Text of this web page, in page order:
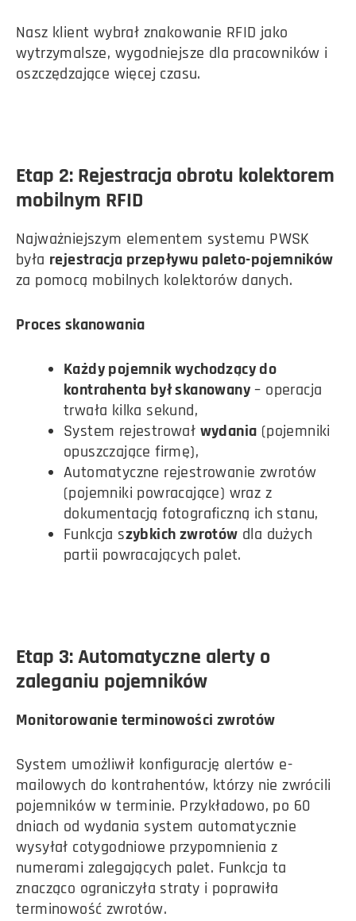
Nasz klient wybrał znakowanie RFID jako
wytrzymalsze, wygodniejsze dla pracowników i
oszczędzające więcej czasu.
Etap 2: Rejestracja obrotu kolektorem
mobilnym RFID
Najważniejszym elementem systemu PWSK
była rejestracja przepływu paleto-pojemników
za pomocą mobilnych kolektorów danych.
Proces skanowania
Każdy pojemnik wychodzący do
kontrahenta był skanowany– operacja
trwała kilka sekund,
System rejestrował wydania (pojemniki
opuszczające firmę),
Automatyczne rejestrowanie zwrotów
(pojemniki powracające) wraz z
dokumentacją fotograficzną ich stanu,
Funkcja szybkich zwrotów dla dużych
partii powracających palet.
Etap 3: Automatyczne alerty o
zaleganiu pojemników
Monitorowanie terminowości zwrotów
System umożliwił konfigurację alertów e-
mailowych do kontrahentów, którzy nie zwrócili
pojemników w terminie. Przykładowo, po 60
dniach od wydania system automatycznie
wysyłał cotygodniowe przypomnienia z
numerami zalegających palet. Funkcja ta
znacząco ograniczyła straty i poprawiła
terminowość zwrotów.